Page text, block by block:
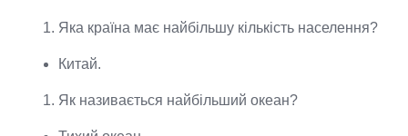
Яка країна має найбільшу кількість населення?
Китай.
Як називається найбільший океан?